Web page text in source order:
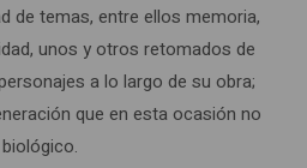
de temas, entre ellos memoria,
unos y otros retomados de
a lo largo de su obra;
que en esta ocasión no